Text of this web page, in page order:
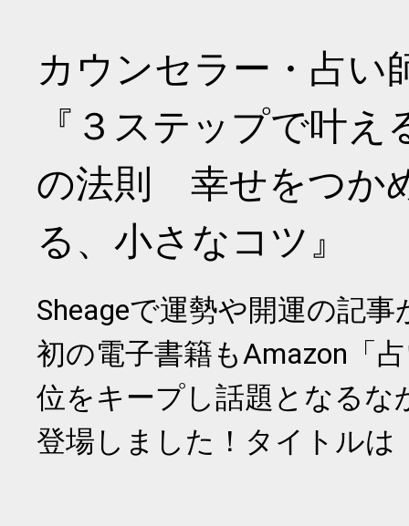
カウンセラー・占い
『３ステップで叶
の法則 幸せをつか
る、小さなコツ』
Sheageで運勢や開運の記
初の電子書籍もAmazon「
位をキープし話題となるな
登場しました！タイトルは